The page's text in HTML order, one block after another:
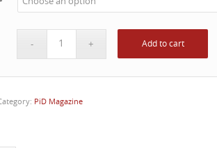
Add to cart
PiD Magazine